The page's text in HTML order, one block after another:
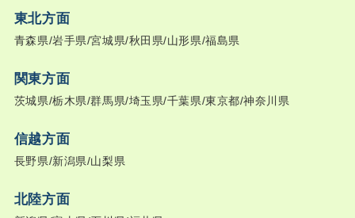
東北方面
青森県/岩手県/宮城県/秋田県/山形県/福島県
関東方面
茨城県/栃木県/群馬県/埼玉県/千葉県/東京都/神奈川県
信越方面
長野県/新潟県/山梨県
北陸方面